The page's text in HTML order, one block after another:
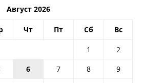
Август 2026
Чт Пт Сб Вс
1
2
6 7 8
9